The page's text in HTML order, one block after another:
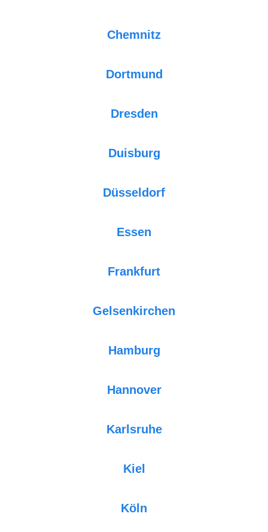
Chemnitz
Dortmund
Dresden
Duisburg
Düsseldorf
Essen
Frankfurt
Gelsenkirchen
Hamburg
Hannover
Karlsruhe
Kiel
Köln